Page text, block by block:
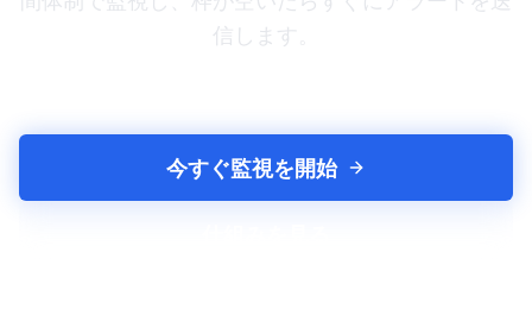
信します。
今すぐ監視を開始